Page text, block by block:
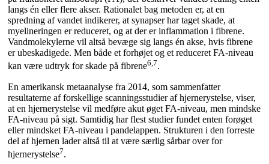
langs én eller flere akser. Rationalet bag metoden er, at en
spredning af vandet indikerer, at synapser har taget skade, at
myelineringen er reduceret, og at der er inflammation i fibrene.
Vandmolekylerne vil altså bevæge sig langs én akse, hvis fibrene
er ubeskadigede. Men både et forhøjet og et reduceret FA-niveau
kan være udtryk for skade på fibrene6,7.
En amerikansk metaanalyse fra 2014, som sammenfatter
resultaterne af forskellige scanningsstudier af hjernerystelse, viser,
at en hjernerystelse vil medføre akut øget FA-niveau, men mindske
FA-niveau på sigt. Samtidig har flest studier fundet enten forøget
eller mindsket FA-niveau i pandelappen. Strukturen i den forreste
del af hjernen lader altså til at være særlig sårbar over for
hjernerystelse7.